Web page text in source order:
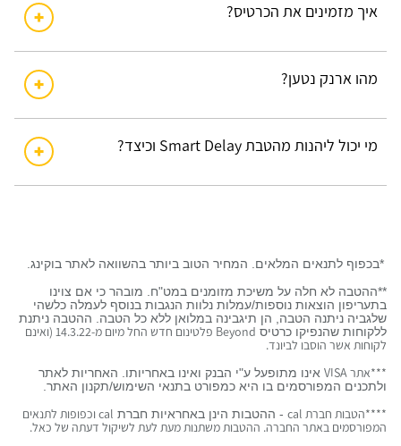
איך מזמינים את הכרטיס?
מהו ארנק נטען?
מי יכול ליהנות מהטבת Smart Delay וכיצד?
*בכפוף לתנאים המלאים. המחיר הטוב ביותר בהשוואה לאתר בוקינג.
**ההטבה לא חלה על משיכת מזומנים במט"ח. מובהר כי אם צוינו
בתעריפון הוצאות נוספות/עמלות נלוות הנגבות בנוסף לעמלה כלשהי
שלגביה ניתנה הטבה, הן תיגבינה במלואן ללא כל הטבה. ההטבה ניתנת
ללקוחות שהנפיקו כרטיס Beyond
פלטינום חדש החל מיום מ-14.3.22 (ואינם
לקוחות אשר הוסבו לביונד.
***אתר VISA
אינו מתופעל ע"י הבנק ואינו באחריותו. האחריות לאתר
ולתכנים המפורסמים בו היא כמפורט בתנאי השימוש/תקנון האתר.
****הטבות חברת cal - ההטבות הינן באחראיות חברת calוכפופות לתנאים
המפורסמים באתר החברה. ההטבות משתנות מעת לעת לשיקול דעתה של כאל.